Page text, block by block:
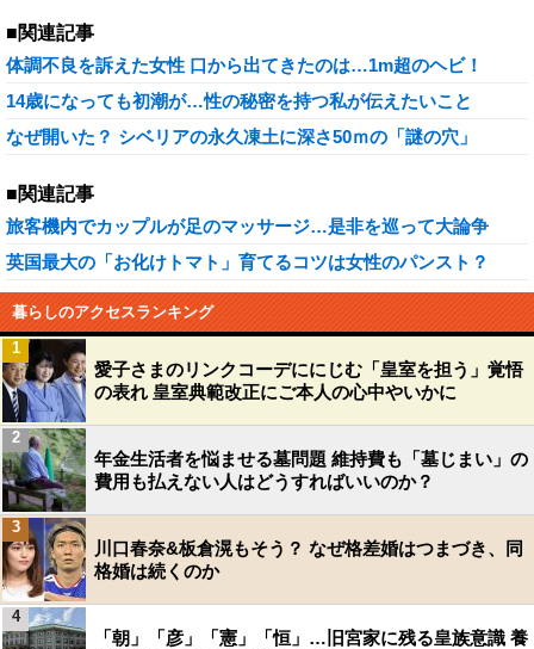
■関連記事
体調不良を訴えた女性 口から出てきたのは…1m超のヘビ！
14歳になっても初潮が…性の秘密を持つ私が伝えたいこと
なぜ開いた？ シベリアの永久凍土に深さ50ｍの「謎の穴」
■関連記事
旅客機内でカップルが足のマッサージ…是非を巡って大論争
英国最大の「お化けトマト」育てるコツは女性のパンスト？
暮らしのアクセスランキング
愛子さまのリンクコーデににじむ「皇室を担う」覚悟
の表れ 皇室典範改正にご本人の心中やいかに
1
年金生活者を悩ませる墓問題 維持費も「墓じまい」の
費用も払えない人はどうすればいいのか？
2
川口春奈&板倉滉もそう？ なぜ格差婚はつまづき、同
格婚は続くのか
3
「朝」「彦」「憲」「恒」…旧宮家に残る皇族意識 養
4